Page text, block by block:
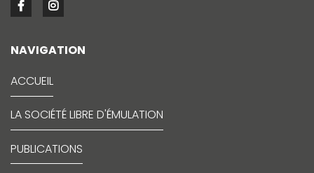
NAVIGATION
ACCUEIL
LA SOCIÉTÉ LIBRE D'ÉMULATION
PUBLICATIONS